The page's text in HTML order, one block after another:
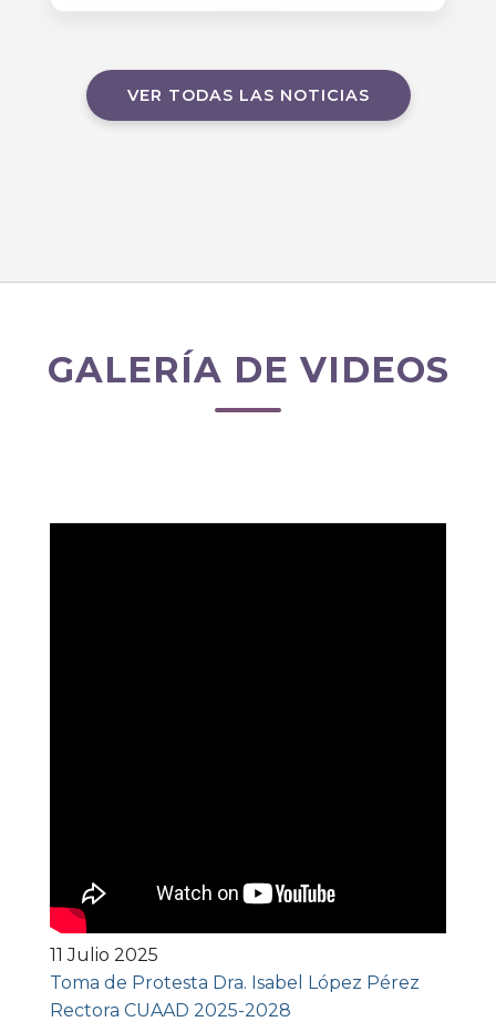
VER TODAS LAS NOTICIAS
GALERÍA DE VIDEOS
11 Julio 2025
Toma de Protesta Dra. Isabel López Pérez
Rectora CUAAD 2025-2028